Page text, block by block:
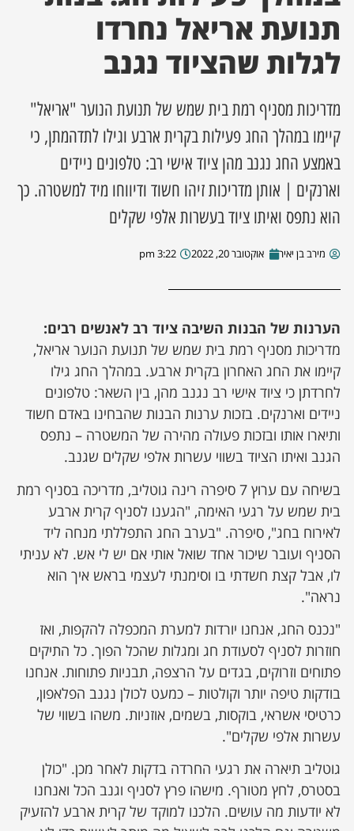
מסע מלחמה
השבוע
מקומית
עסקים
תנועת אריאל נחרדו
לגלות שהציוד נגנב
מדריכות מסניף רמת בית שמש של תנועת הנוער "אריאל"
קיימו במהלך החג פעילות בקרית ארבע וגילו לתדהמתן, כי
באמצע החג נגנב מהן ציוד אישי רב: טלפונים ניידים
וארנקים | אותן מדריכות זיהו חשוד ודיווחו מיד למשטרה. כך
הוא נתפס ואיתו ציוד בעשרות אלפי שקלים
מירב בן יאיר אוקטובר 20, 2022 3:22 pm
הערנות של הבנות השיבה ציוד רב לאנשים רבים:
מדריכות מסניף רמת בית שמש של תנועת הנוער אריאל,
קיימו את החג האחרון בקרית ארבע. במהלך החג גילו
לחרדתן כי ציוד אישי רב נגנב מהן, בין השאר: טלפונים
ניידים וארנקים. בזכות ערנות הבנות שהבחינו באדם חשוד
ותיארו אותו ובזכות פעולה מהירה של המשטרה – נתפס
הגנב ואיתו הציוד בשווי עשרות אלפי שקלים שגנב.
בשיחה עם ערוץ 7 סיפרה רינה גוטליב, מדריכה בסניף רמת
בית שמש על רגעי האימה, "הגענו לסניף קרית ארבע
לאירוח בחג", סיפרה. "בערב החג התפללתי מנחה ליד
הסניף ועובר שיכור אחד שואל אותי אם יש לי אש. לא עניתי
לו, אבל קצת חשדתי בו וסימנתי לעצמי בראש איך הוא
נראה".
"נכנס החג, אנחנו יורדות למערת המכפלה להקפות, ואז
חוזרות לסניף לסעודת חג ומגלות שהכל הפוך. כל התיקים
פתוחים וזרוקים, בגדים על הרצפה, תבניות פתוחות. אנחנו
בודקות טיפה יותר וקולטות – כמעט לכולן נגנב הפלאפון,
כרטיסי אשראי, בוקסות, בשמים, אוזניות. משהו בשווי של
עשרות אלפי שקלים".
גוטליב תיארה את רגעי החרדה בדקות לאחר מכן. "כולן
בסטרס, לחץ מטורף. מישהו פרץ לסניף וגנב הכל ואנחנו
לא יודעות מה עושים. הלכנו למוקד של קרית ארבע להזעיק